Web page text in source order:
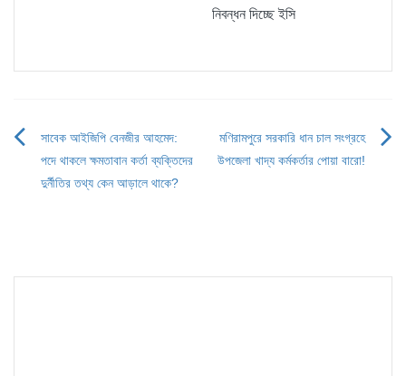
নিবন্ধন দিচ্ছে ইসি
Post
navigation
সাবেক আইজিপি বেনজীর আহমেদ:
পদে থাকলে ক্ষমতাবান কর্তা ব্যক্তিদের
দুর্নীতির তথ্য কেন আড়ালে থাকে?
মণিরামপুরে সরকারি ধান চাল সংগ্রহে
উপজেলা খাদ্য কর্মকর্তার পোয়া বারো!